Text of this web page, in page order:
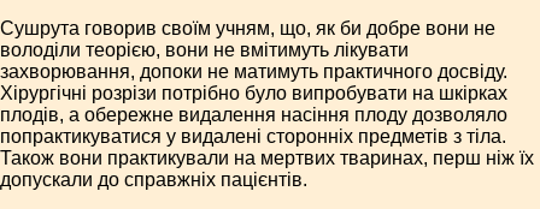
Сушрута говорив своїм учням, що, як би добре вони не
володіли теорією, вони не вмітимуть лікувати
захворювання, допоки не матимуть практичного досвіду.
Хірургічні розрізи потрібно було випробувати на шкірках
плодів, а обережне видалення насіння плоду дозволяло
попрактикуватися у видалені сторонніх предметів з тіла.
Також вони практикували на мертвих тваринах, перш ніж їх
допускали до справжніх пацієнтів.